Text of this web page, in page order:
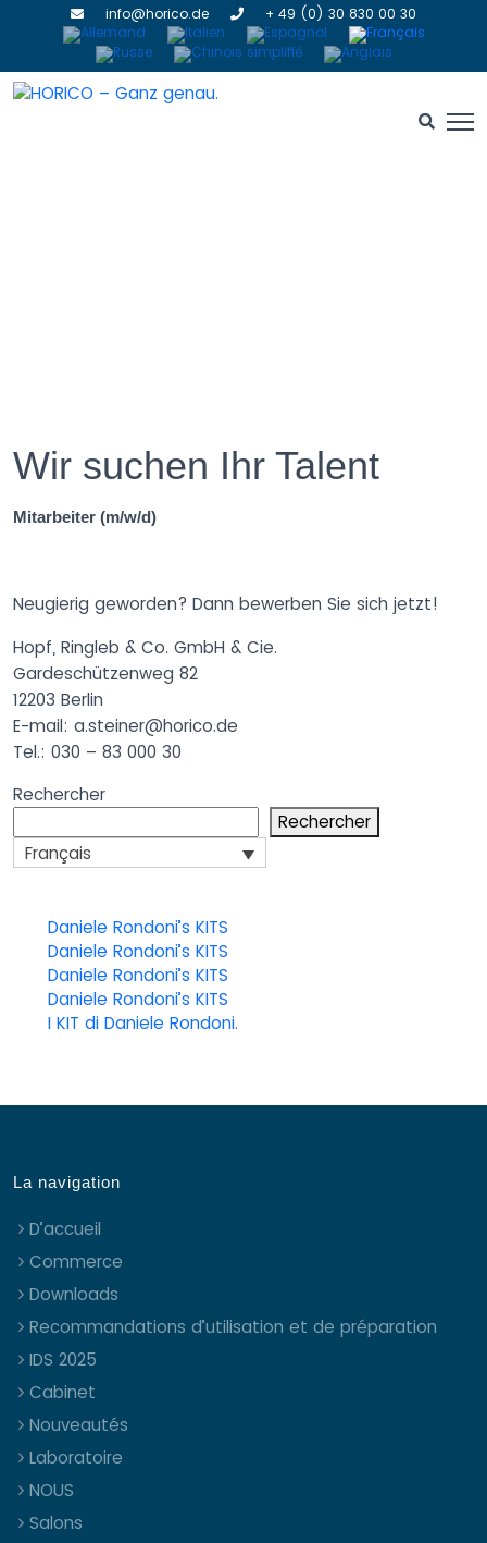
info@horico.de + 49 (0) 30 830 00 30
Wir suchen Ihr Talent
Mitarbeiter (m/w/d)
Neugierig geworden? Dann bewerben Sie sich jetzt!
Hopf, Ringleb & Co. GmbH & Cie.
Gardeschützenweg 82
12203 Berlin
E-mail: a.steiner@horico.de
Tel.: 030 – 83 000 30
Rechercher
Rechercher
Français
Daniele Rondoni’s KITS
Daniele Rondoni’s KITS
Daniele Rondoni’s KITS
Daniele Rondoni’s KITS
I KIT di Daniele Rondoni.
La navigation
D’accueil
Commerce
Downloads
Recommandations d’utilisation et de préparation
IDS 2025
Cabinet
Nouveautés
Laboratoire
NOUS
Salons